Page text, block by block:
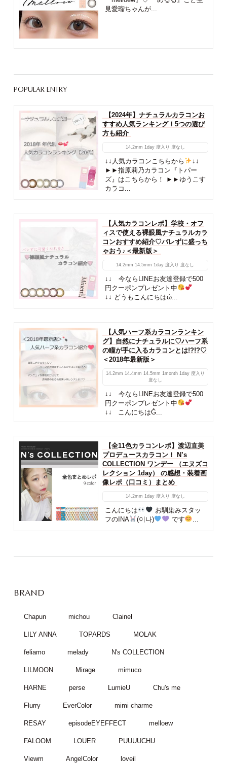
見愛瑠ちゃんが...
POPULAR ENTRY
【2024年】ナチュラルカラコンお
すすめ人気ランキング！5つの選び
方も紹介
14.2mm 1day 度入り 度なし
↓↓人気カラコンこちらから
↓↓
►►指原莉乃カラコン『トパー
ズ』はこちらから！ ►►ゆうこす
カラコ...
【人気カラコンレポ】学校・オフ
ィスで使える裸眼風ナチュラルカラ
コンおすすめ紹介♡バレずに盛っち
ゃおう♪＜最新版＞
14.2mm 14.5mm 1day 度入り 度なし
↓↓ 今ならLINEお友達登録で500
円クーポンプレゼント中
↓↓ どうもこんにちはὠ...
【人気ハーフ系カラコンランキン
グ】自然にナチュラルに♡ハーフ系
の瞳が手に入るカラコンとは!?!?♡
＜2018年最新版＞
14.2mm 14.4mm 14.5mm 1month 1day 度入り
度なし
↓↓ 今ならLINEお友達登録で500
円クーポンプレゼント中
↓↓ こんにちはǴ...
【全11色カラコンレポ】渡辺直美
プロデュースカラコン！ N’s
COLLECTION ワンデー （エヌズコ
レクション 1day） の感想・装着画
像レポ（口コミ）まとめ
14.2mm 1day 度入り 度なし
こんにちは
お馴染みスタッ
フのINA
(이나) です
BRAND
Chapun michou Clainel
LILY ANNA TOPARDS MOLAK
feliamo melady N's COLLECTION
LILMOON Mirage mimuco
HARNE perse LumieU Chu's me
Flurry EverColor mimi charme
RESAY episodeEYEFFECT melloew
FALOOM LOUER PUUUUCHU
Viewm AngelColor loveil